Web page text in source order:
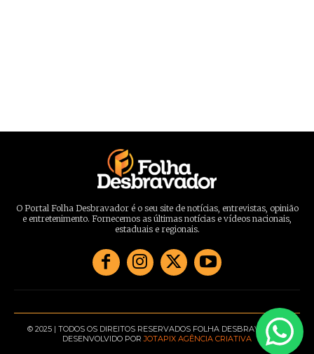
O Portal Folha Desbravador é o seu site de notícias, entrevistas, opinião
e entretenimento. Fornecemos as últimas notícias e vídeos nacionais,
estaduais e regionais.
© 2025 | TODOS OS DIREITOS RESERVADOS FOLHA DESBRAVADOR |
DESENVOLVIDO PORJOTAPIX AGÊNCIA CRIATIVA